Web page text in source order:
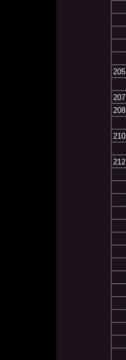
205
207
208
210
212